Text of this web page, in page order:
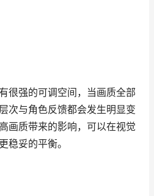
很强的可调空间，当画质全部
次与角色反馈都会发生明显变
画质带来的影响，可以在视觉
稳妥的平衡。